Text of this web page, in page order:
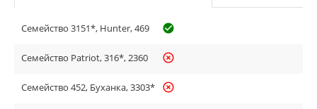
Семейство 3151*, Hunter, 469 check_circle_outline
Семейство Patriot, 316*, 2360 highlight_off
Семейство 452, Буханка, 3303* highlight_off